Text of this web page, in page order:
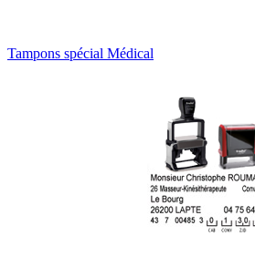
Tampons spécial Médical